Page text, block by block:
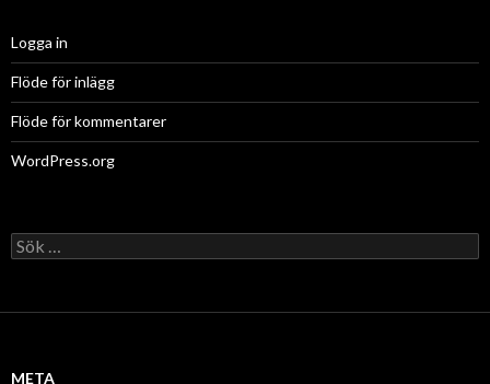
Logga in
Flöde för inlägg
Flöde för kommentarer
WordPress.org
Sök
efter:
META